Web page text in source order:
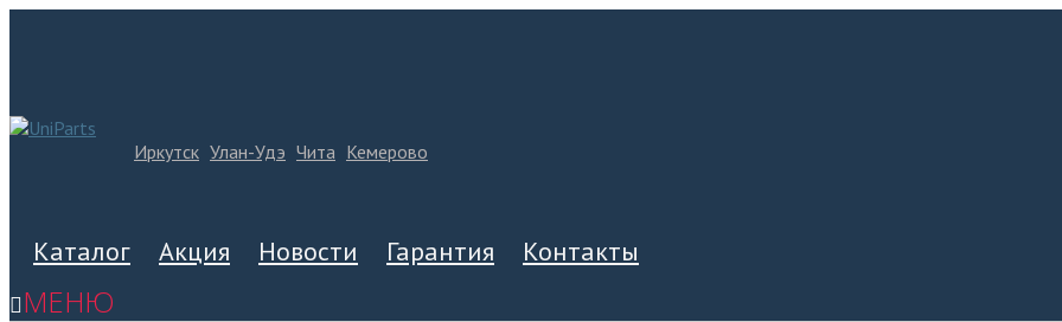
Иркутск Улан-Удэ Чита Кемерово
Каталог Акция Новости Гарантия Контакты
МЕНЮ